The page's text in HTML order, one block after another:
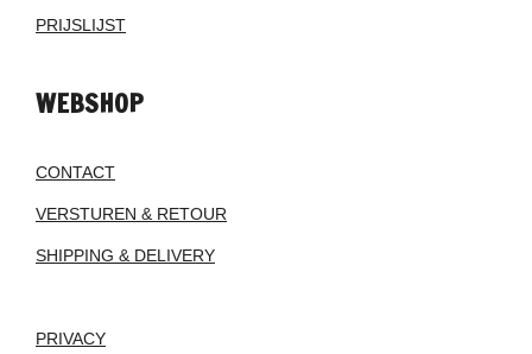
PRIJSLIJST
WEBSHOP
CONTACT
VERSTUREN & RETOUR
SHIPPING & DELIVERY
PRIVACY